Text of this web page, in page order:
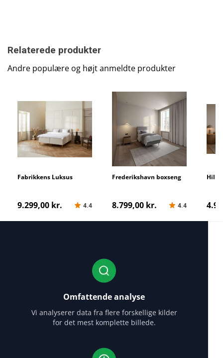
Relaterede produkter
Andre populære og højt anmeldte produkter
Fabrikkens Luksus
9.299,00 kr. 4.4
Frederikshavn boxseng
8.799,00 kr. 4.4
Omfattende analyse
Vi analyserer data fra flere forskellige kilder
for det mest komplette billede.